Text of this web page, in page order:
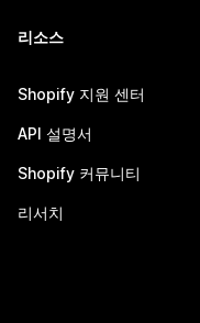
리소스
Shopify 지원 센터
API 설명서
Shopify 커뮤니티
리서치